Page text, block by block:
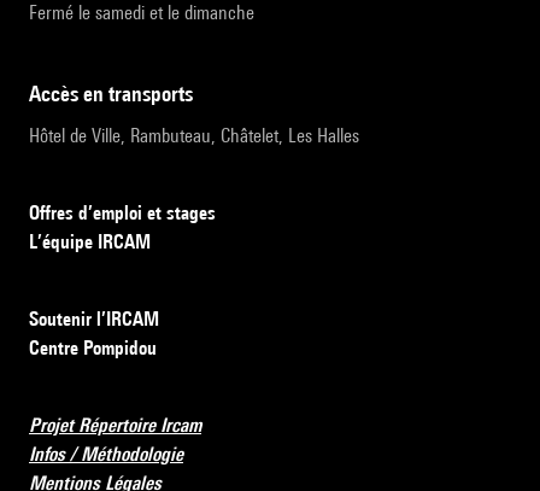
Fermé le samedi et le dimanche
accès en transports
Hôtel de Ville, Rambuteau, Châtelet, Les Halles
Offres d’emploi et stages
L’équipe IRCAM
Soutenir l’IRCAM
Centre Pompidou
Projet Répertoire Ircam
Infos / Méthodologie
Mentions Légales